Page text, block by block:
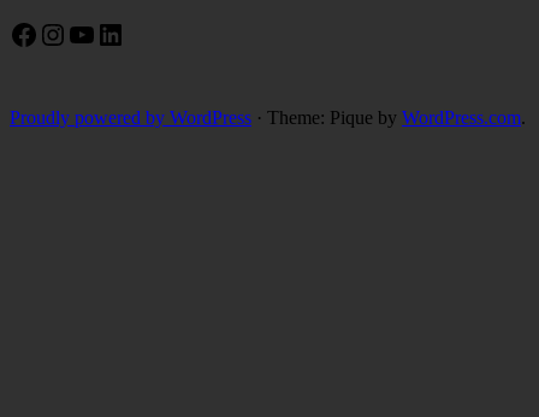
Facebook
Instagram
YouTube
LinkedIn
Proudly powered by WordPress · Theme: Pique by WordPress.com.